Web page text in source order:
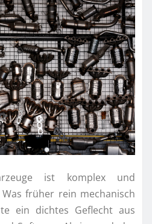
ist komplex und
früher rein mechanisch
ein dichtes Geflecht aus